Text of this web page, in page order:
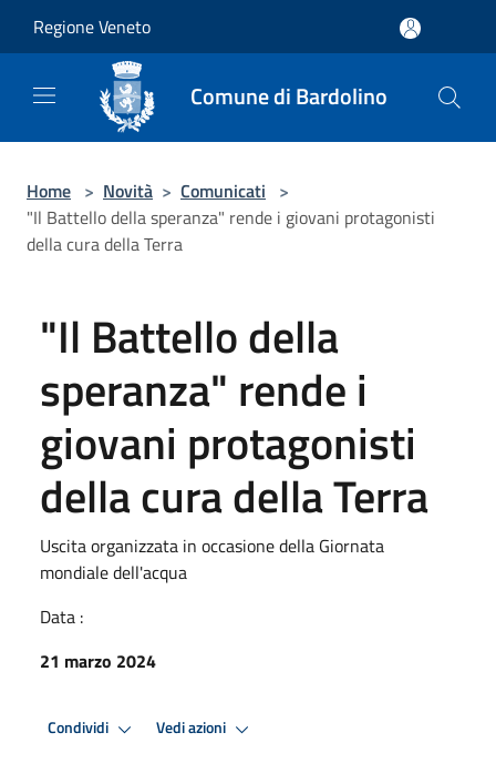
Regione Veneto
Comune di Bardolino
Home > Novità > Comunicati >
"Il Battello della speranza" rende i giovani protagonisti
della cura della Terra
"Il Battello della
speranza" rende i
giovani protagonisti
della cura della Terra
Uscita organizzata in occasione della Giornata
mondiale dell'acqua
Data :
21 marzo 2024
Condividi Vedi azioni